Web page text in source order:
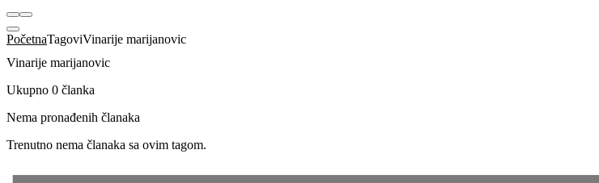
PočetnaTagoviVinarije marijanovic
Vinarije marijanovic
Ukupno 0 članka
Nema pronađenih članaka
Trenutno nema članaka sa ovim tagom.